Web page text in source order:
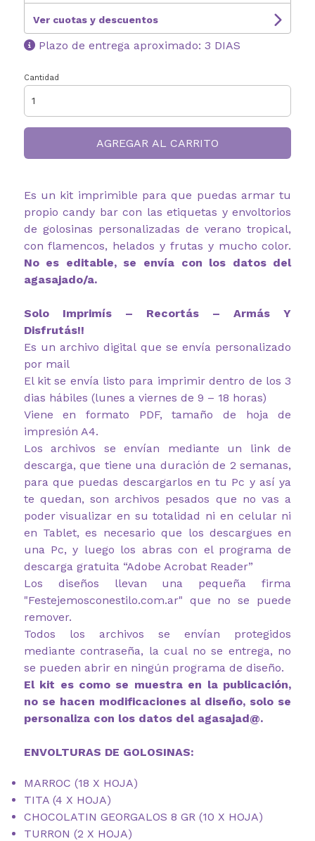
Ver cuotas y descuentos
Plazo de entrega aproximado: 3 DIAS
Cantidad
AGREGAR AL CARRITO
Es un kit imprimible para que puedas armar tu
propio candy bar con las etiquetas y envoltorios
de golosinas personalizadas de verano tropical,
con flamencos, helados y frutas y mucho color.
No es editable, se envía con los datos del
agasajado/a.
Solo Imprimís – Recortás – Armás Y
Disfrutás!!
Es un archivo digital que se envía personalizado
por mail
El kit se envía listo para imprimir dentro de los 3
dias hábiles (lunes a viernes de 9 – 18 horas)
Viene en formato PDF, tamaño de hoja de
impresión A4.
Los archivos se envían mediante un link de
descarga, que tiene una duración de 2 semanas,
para que puedas descargarlos en tu Pc y así ya
te quedan, son archivos pesados que no vas a
poder visualizar en su totalidad ni en celular ni
en Tablet, es necesario que los descargues en
una Pc, y luego los abras con el programa de
descarga gratuita “Adobe Acrobat Reader”
Los diseños llevan una pequeña firma
"Festejemosconestilo.com.ar" que no se puede
remover.
Todos los archivos se envían protegidos
mediante contraseña, la cual no se entrega, no
se pueden abrir en ningún programa de diseño.
El kit es como se muestra en la publicación,
no se hacen modificaciones al diseño, solo se
personaliza con los datos del agasajad@.
ENVOLTURAS DE GOLOSINAS:
MARROC (18 X HOJA)
TITA (4 X HOJA)
CHOCOLATIN GEORGALOS 8 GR (10 X HOJA)
TURRON (2 X HOJA)